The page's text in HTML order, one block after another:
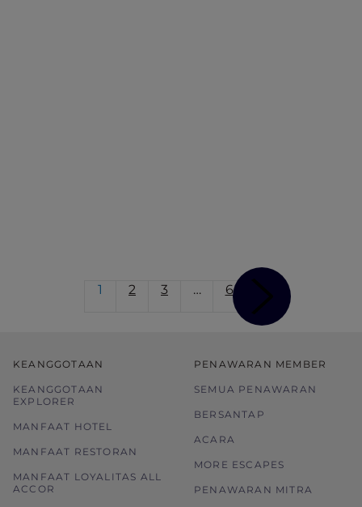
1 2 3 … 6
KEANGGOTAAN
KEANGGOTAAN
EXPLORER
MANFAAT HOTEL
MANFAAT RESTORAN
MANFAAT LOYALITAS ALL
ACCOR
PENAWARAN MEMBER
SEMUA PENAWARAN
BERSANTAP
ACARA
MORE ESCAPES
PENAWARAN MITRA